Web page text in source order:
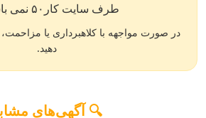
طرف سایت کار۵۰ نمی باشد. »
در صورت مواجهه با کلاهبرداری یا
دهید.
🔍 آگهی‌های